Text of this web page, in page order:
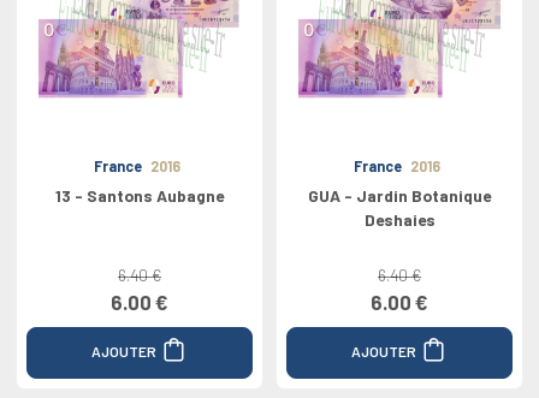
France 2016
13 - Santons Aubagne
6.40 €
6.00 €
AJOUTER
France 2016
GUA - Jardin Botanique
Deshaies
6.40 €
6.00 €
AJOUTER